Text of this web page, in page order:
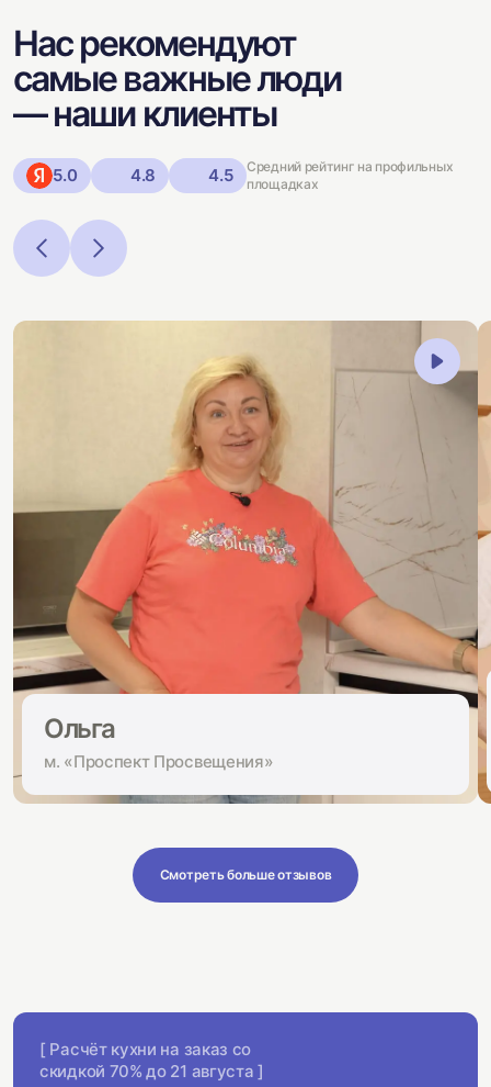
Нас рекомендуют
самые важные люди
— наши клиенты
5.0 4.8 4.5
Средний рейтинг на профильных
площадках
Ольга
м. «Проспект Просвещения»
Смотреть больше отзывов
[ Расчёт кухни на заказ со
скидкой 70% до 21 августа ]